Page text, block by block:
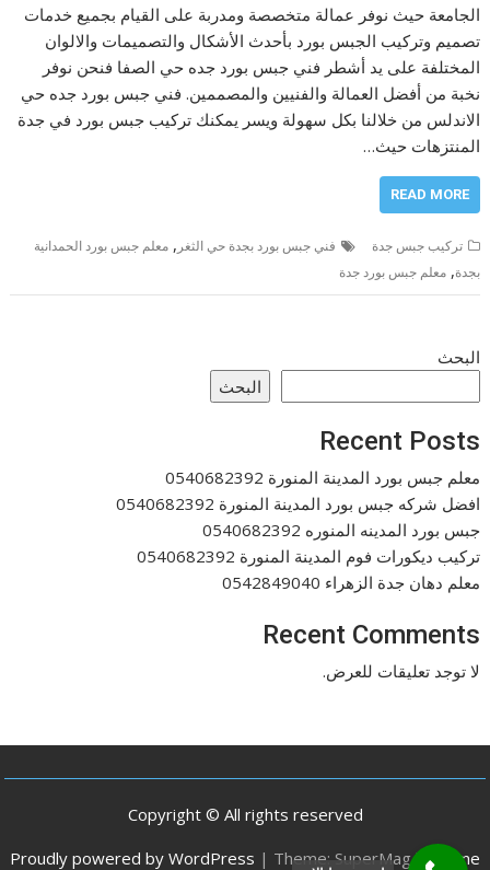
الجامعة حيث نوفر عمالة متخصصة ومدربة على القيام بجميع خدمات
تصميم وتركيب الجبس بورد بأحدث الأشكال والتصميمات والالوان
المختلفة على يد أشطر فني جبس بورد جده حي الصفا فنحن نوفر
نخبة من أفضل العمالة والفنيين والمصممين. فني جبس بورد جده حي
الاندلس من خلالنا بكل سهولة ويسر يمكنك تركيب جبس بورد في جدة
المنتزهات حيث…
READ MORE
تركيب جبس جدة فني جبس بورد بجدة حي الثغر ,معلم جبس بورد الحمدانية
بجدة,معلم جبس بورد جدة
البحث
البحث
Recent Posts
معلم جبس بورد المدينة المنورة 0540682392
افضل شركه جبس بورد المدينة المنورة 0540682392
جبس بورد المدينه المنوره 0540682392
تركيب ديكورات فوم المدينة المنورة 0540682392
معلم دهان جدة الزهراء 0542849040
Recent Comments
لا توجد تعليقات للعرض.
Copyright © All rights reserved
Proudly powered by WordPress | Theme: SuperMag by Acme